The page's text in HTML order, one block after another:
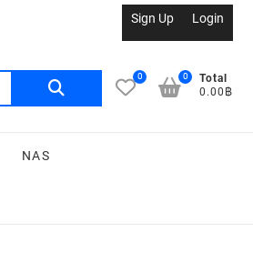
Sign Up Login
0
Total
0.00฿
0
NAS